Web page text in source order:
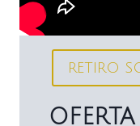
RETIRO